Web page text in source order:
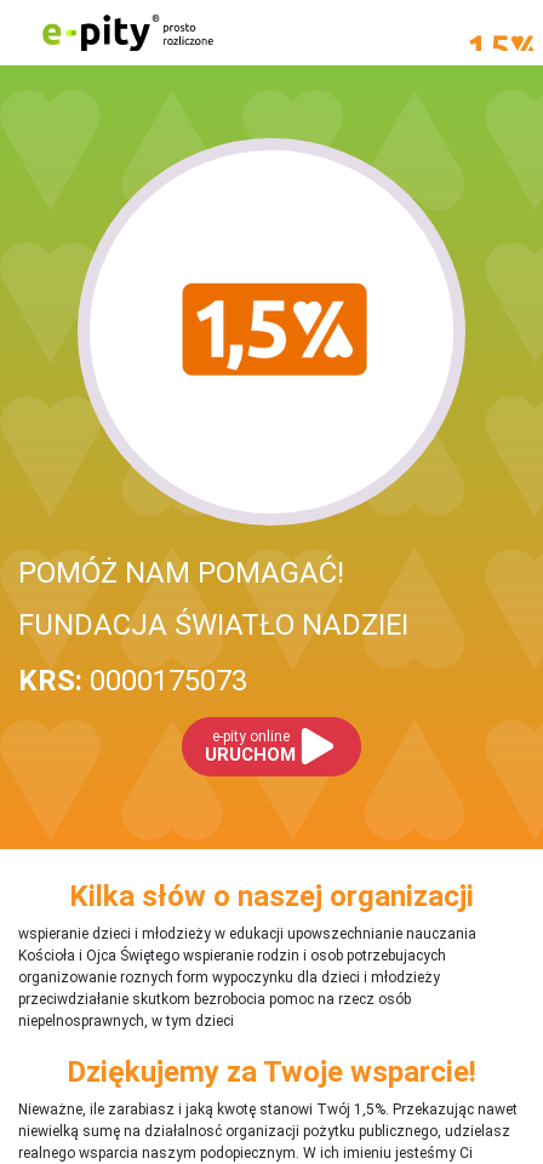
POMÓŻ NAM POMAGAĆ!
FUNDACJA ŚWIATŁO NADZIEI
KRS: 0000175073
e-pity online
URUCHOM
Kilka słów o naszej organizacji
wspieranie dzieci i młodzieży w edukacji upowszechnianie nauczania
Kościoła i Ojca Świętego wspieranie rodzin i osob potrzebujacych
organizowanie roznych form wypoczynku dla dzieci i młodzieży
przeciwdziałanie skutkom bezrobocia pomoc na rzecz osób
niepelnosprawnych, w tym dzieci
Dziękujemy za Twoje wsparcie!
Nieważne, ile zarabiasz i jaką kwotę stanowi Twój 1,5%. Przekazując nawet
niewielką sumę na działalnosć organizacji pożytku publicznego, udzielasz
realnego wsparcia naszym podopiecznym. W ich imieniu jesteśmy Ci